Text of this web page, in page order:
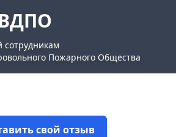
сотрудникам
Пожарного Общества
свой отзыв